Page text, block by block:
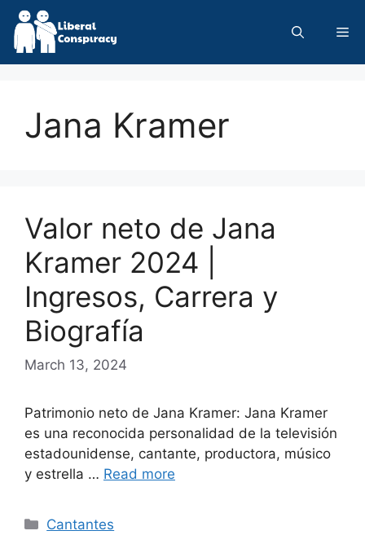
Skip
content
Jana Kramer
Valor neto de Jana
Kramer 2024 |
Ingresos, Carrera y
Biografía
March 13, 2024
Patrimonio neto de Jana Kramer: Jana Kramer
es una reconocida personalidad de la televisión
estadounidense, cantante, productora, músico
y estrella … Read more
Categories
Cantantes